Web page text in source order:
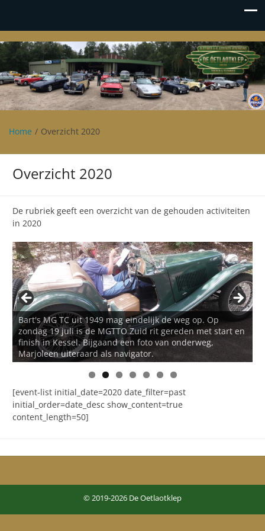
Oetlaotklep
Oldtimer en klassieker vereniging De Oetlaotklep
Home Overzicht 2020
Overzicht 2020
De rubriek geeft een overzicht van de gehouden activiteiten
in 2020
Bart's MG TC uit 1949 mag eindelijk de weg op. Op
zondag 19 juli is de MGTTO Zuid rit gereden met start en
finish in Kessel. Bijgaand een foto van onderweg,
Marjoleen uiteraard als navigator.
[event-list initial_date=2020 date_filter=past
initial_order=date_desc show_content=true
content_length=50]
© 2019-2026 De Oetlaotklep